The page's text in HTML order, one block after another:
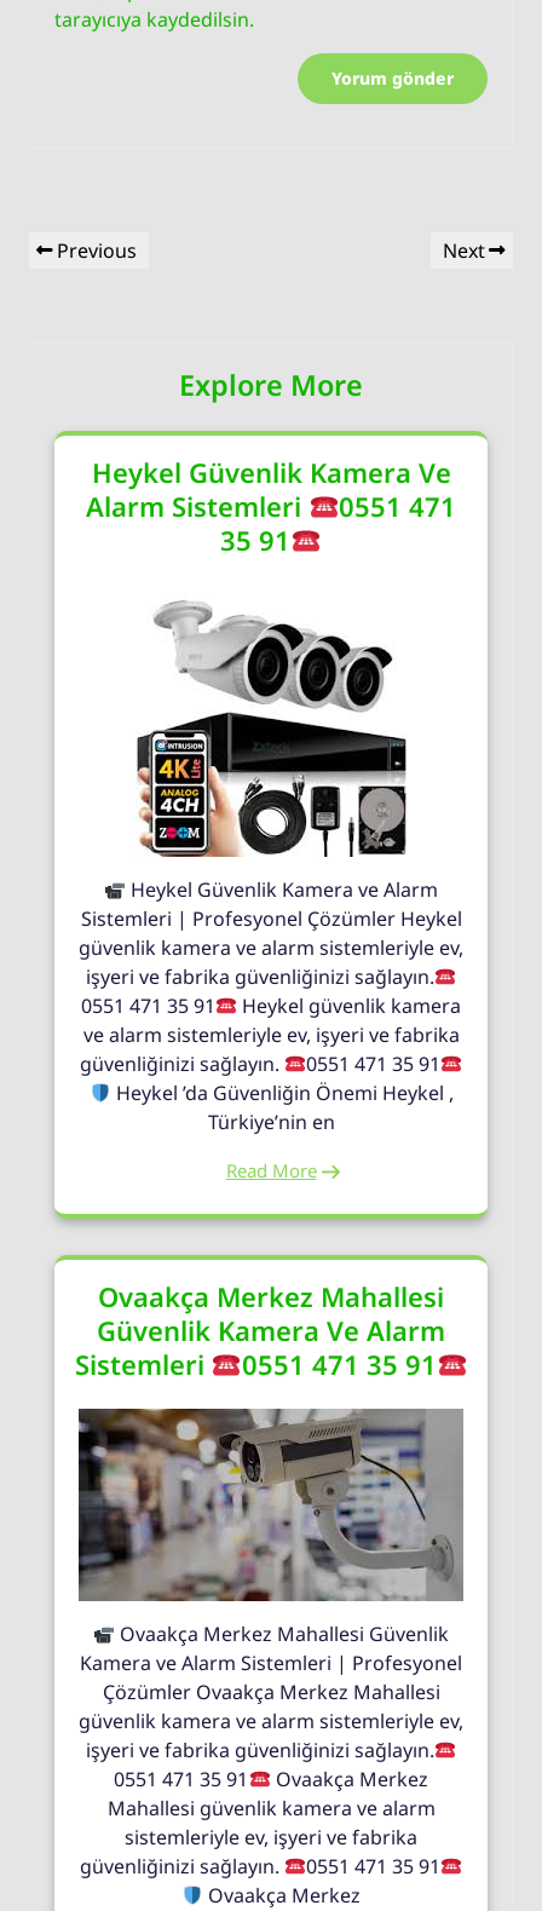
tarayıcıya kaydedilsin.
Yazı
gezinmesi
Previous
Previous
Next
Next
Explore More
Heykel Güvenlik Kamera Ve
Alarm Sistemleri
0551 471
35 91
Heykel Güvenlik Kamera ve Alarm
Sistemleri | Profesyonel Çözümler Heykel
güvenlik kamera ve alarm sistemleriyle ev,
işyeri ve fabrika güvenliğinizi sağlayın.
0551 471 35 91
Heykel güvenlik kamera
ve alarm sistemleriyle ev, işyeri ve fabrika
güvenliğinizi sağlayın.
0551 471 35 91
Heykel ’da Güvenliğin Önemi Heykel ,
Türkiye’nin en
Read More
Ovaakça Merkez Mahallesi
Güvenlik Kamera Ve Alarm
Sistemleri
0551 471 35 91
Ovaakça Merkez Mahallesi Güvenlik
Kamera ve Alarm Sistemleri | Profesyonel
Çözümler Ovaakça Merkez Mahallesi
güvenlik kamera ve alarm sistemleriyle ev,
işyeri ve fabrika güvenliğinizi sağlayın.
0551 471 35 91
Ovaakça Merkez
Mahallesi güvenlik kamera ve alarm
sistemleriyle ev, işyeri ve fabrika
güvenliğinizi sağlayın.
0551 471 35 91
Ovaakça Merkez